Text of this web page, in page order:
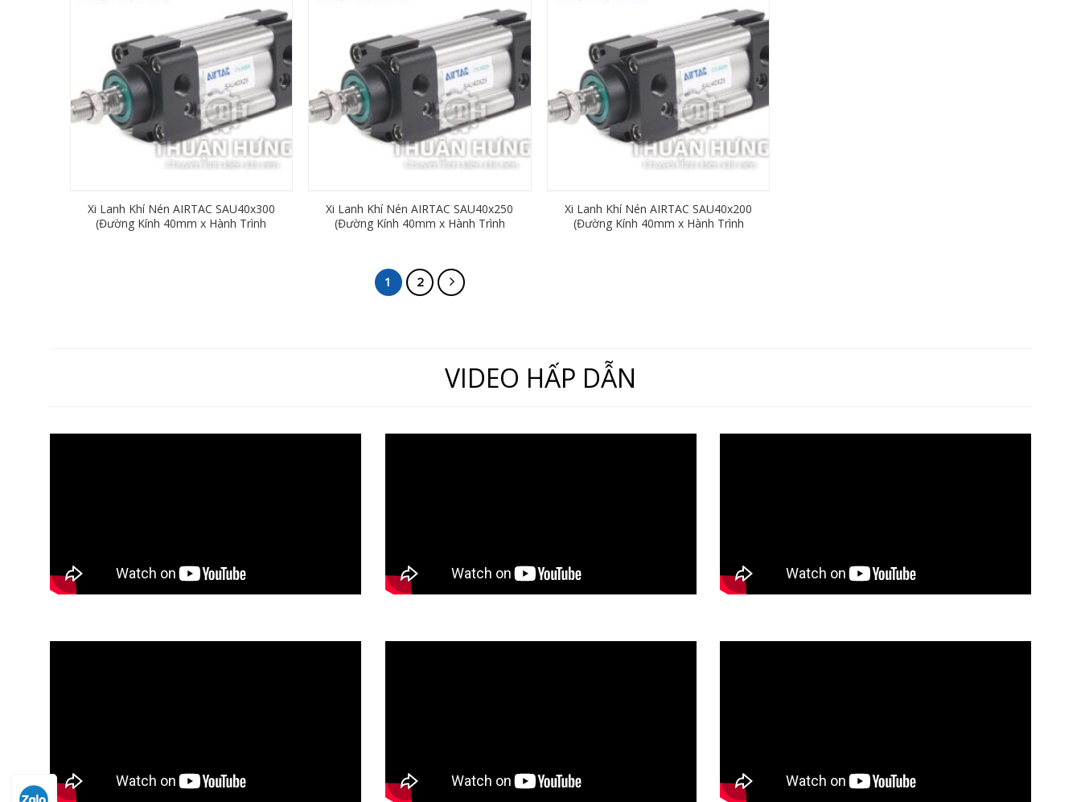
Xi Lanh Khí Nén AIRTAC SAU40x300
(Đường Kính 40mm x Hành Trình
Xi Lanh Khí Nén AIRTAC SAU40x250
(Đường Kính 40mm x Hành Trình
Xi Lanh Khí Nén AIRTAC SAU40x200
(Đường Kính 40mm x Hành Trình
1 2
VIDEO HẤP DẪN